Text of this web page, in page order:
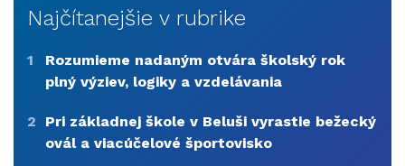
Najčítanejšie v rubrike
1
Rozumieme nadaným otvára školský rok
plný výziev, logiky a vzdelávania
2
Pri základnej škole v Beluši vyrastie bežecký
ovál a viacúčelové športovisko